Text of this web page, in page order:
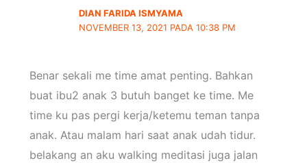
DIAN FARIDA ISMYAMA
NOVEMBER 13, 2021 PADA 10:38 PM
Benar sekali me time amat penting. Bahkan
buat ibu2 anak 3 butuh banget ke time. Me
time ku pas pergi kerja/ketemu teman tanpa
anak. Atau malam hari saat anak udah tidur.
belakang an aku walking meditasi juga jalan